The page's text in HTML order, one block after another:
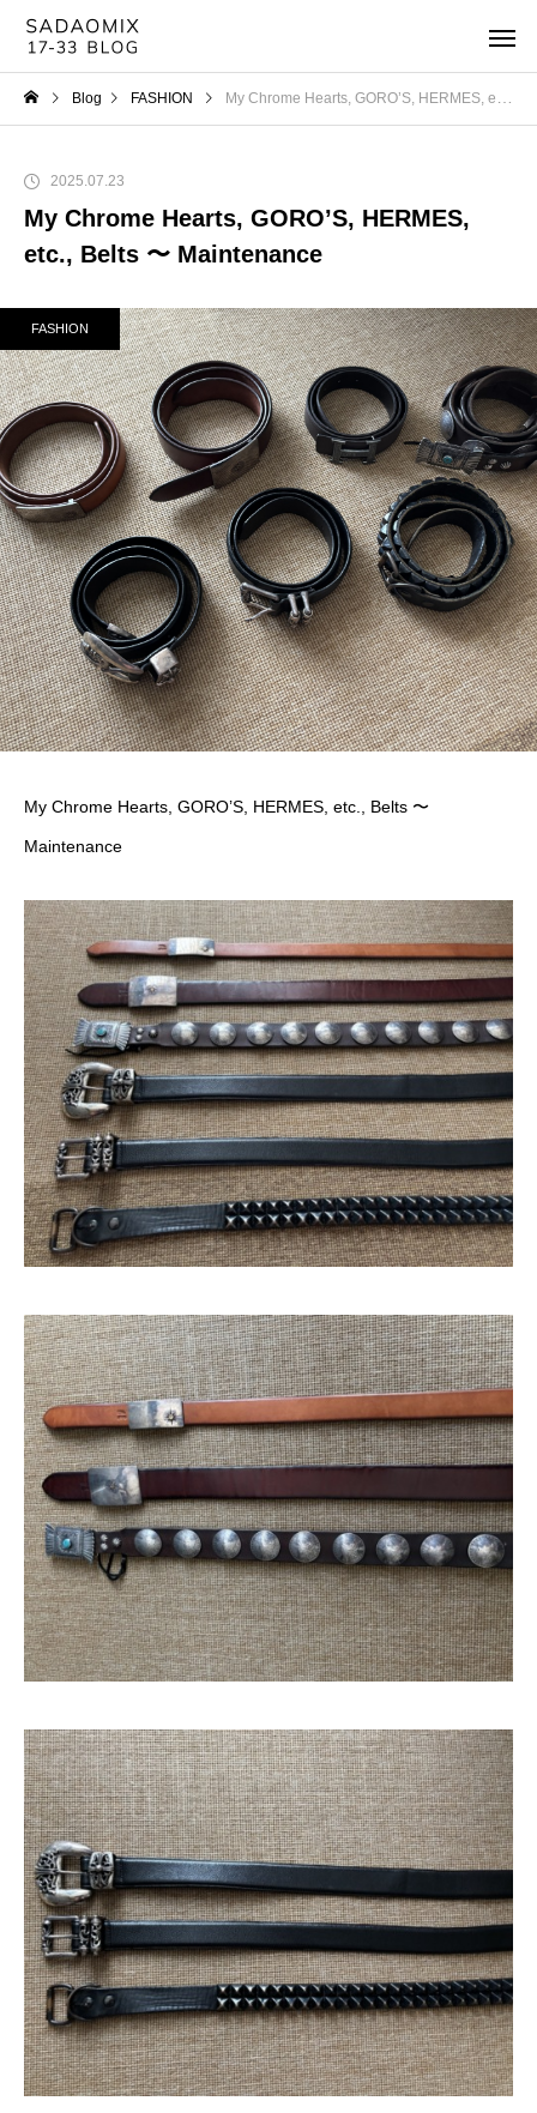
Blog FASHION My Chrome Hearts, GORO’S, HERMES, etc., Belts 〜 Maintenance
2025.07.23
My Chrome Hearts, GORO’S, HERMES,
etc., Belts 〜 Maintenance
FASHION
My Chrome Hearts, GORO’S, HERMES, etc., Belts 〜
Maintenance